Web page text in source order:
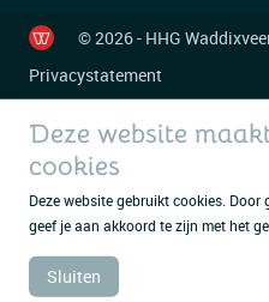
© 2026 - HHG
Privacystatement
Deze website
cookies
Deze website gebruikt cookies. Door
geef je aan akkoord te zijn met het
Sluiten